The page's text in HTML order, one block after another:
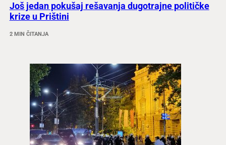
Još jedan pokušaj rešavanja dugotrajne političke
krize u Prištini
2 MIN ČITANJA